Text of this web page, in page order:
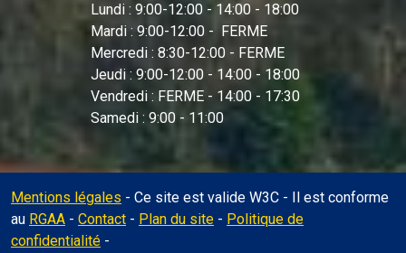
Lundi : 9:00-12:00 - 14:00 - 18:00
Mardi : 9:00-12:00 - FERME
Mercredi : 8:30-12:00 - FERME
Jeudi : 9:00-12:00 - 14:00 - 18:00
Vendredi : FERME - 14:00 - 17:30
Samedi : 9:00 - 11:00
Mentions légales - Ce site est valide W3C - Il est conforme
au RGAA - Contact - Plan du site - Politique de
confidentialité -